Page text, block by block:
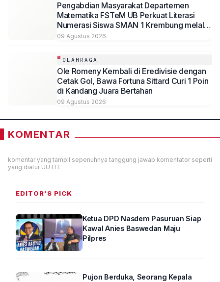
Pengabdian Masyarakat Departemen
Matematika FSTeM UB Perkuat Literasi
Numerasi Siswa SMAN 1 Krembung melalui
Integrasi Aljabar Berbasis Teknologi
09 Agustus 2026
OLAHRAGA
Ole Romeny Kembali di Eredivisie dengan
Cetak Gol, Bawa Fortuna Sittard Curi 1 Poin
di Kandang Juara Bertahan
09 Agustus 2026
KOMENTAR
komentar yang tampil sepenuhnya tanggung jawab komentator seperti
yang diatur UU ITE
EDITOR'S PICK
Ketua DPD Nasdem Pasuruan Siap
Kawal Anies Baswedan Maju
Pilpres
Pujon Berduka, Seorang Kepala